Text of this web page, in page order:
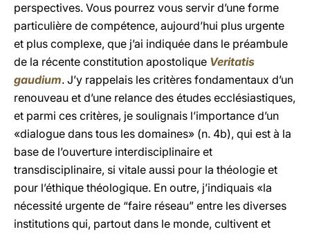
perspectives. Vous pourrez vous servir d’une forme
particulière de compétence, aujourd’hui plus urgente
et plus complexe, que j’ai indiquée dans le préambule
de la récente constitution apostolique Veritatis
gaudium. J’y rappelais les critères fondamentaux d’un
renouveau et d’une relance des études ecclésiastiques,
et parmi ces critères, je soulignais l’importance d’un
«dialogue dans tous les domaines» (n. 4b), qui est à la
base de l’ouverture interdisciplinaire et
transdisciplinaire, si vitale aussi pour la théologie et
pour l’éthique théologique. En outre, j’indiquais «la
nécessité urgente de “faire réseau” entre les diverses
institutions qui, partout dans le monde, cultivent et